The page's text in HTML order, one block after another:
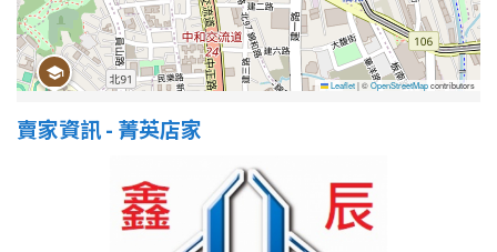
2房 3房
5 年以下
Leaflet|©OpenStreetMapcontributors
賣家資訊 - 菁英店家